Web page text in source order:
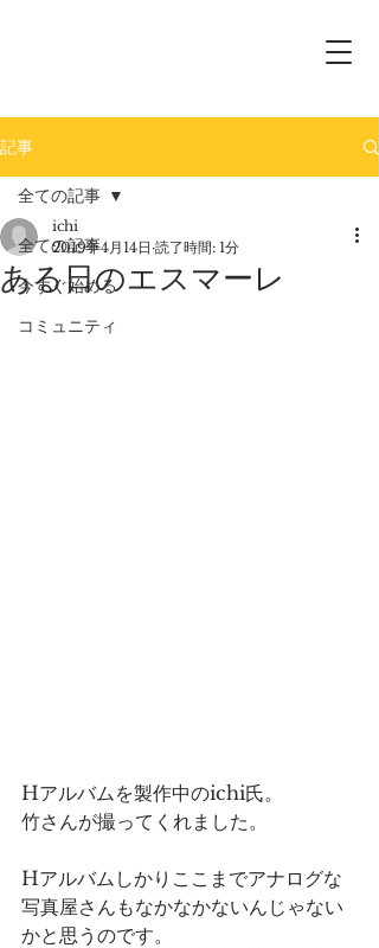
記事
全ての記事
今すぐ始める
コミュニティ
全ての記事
ある日のエスマーレ
ichi
2019年4月14日 読了時間: 1分
Hアルバムを製作中のichi氏。
竹さんが撮ってくれました。
Hアルバムしかりここまでアナログな
写真屋さんもなかなかないんじゃない
かと思うのです。